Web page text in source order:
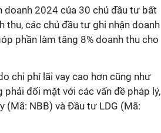
doanh 2024 của 30 chủ đầu tư bất
thu, các chủ đầu tư ghi nhận doanh
phần làm tăng 8% doanh thu cho
chi phí lãi vay cao hơn cũng như
đối mặt với các vấn đề pháp lý,
(Mã: NBB) và Đầu tư LDG (Mã: